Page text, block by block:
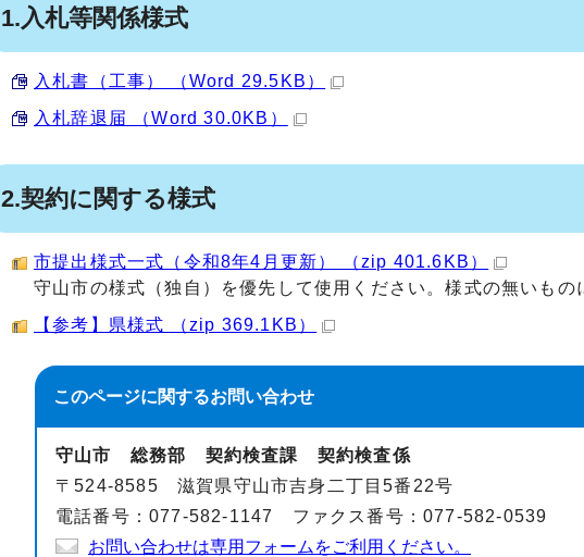
1.入札等関係様式
入札書（工事） （Word 29.5KB）
入札辞退届 （Word 30.0KB）
2.契約に関する様式
市提出様式一式（令和8年4月更新） （zip 401.6KB）
守山市の様式（独自）を優先して使用ください。様式の無いもの
【参考】県様式 （zip 369.1KB）
このページに関するお問い合わせ
守山市 総務部 契約検査課 契約検査係
〒524-8585 滋賀県守山市吉身二丁目5番22号
電話番号：077-582-1147 ファクス番号：077-582-0539
お問い合わせは専用フォームをご利用ください。